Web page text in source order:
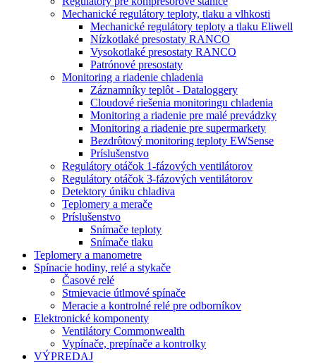
Mechanické regulátory teploty, tlaku a vlhkosti
Mechanické regulátory teploty a tlaku Eliwell
Nízkotlaké presostaty RANCO
Vysokotlaké presostaty RANCO
Patrónové presostaty
Monitoring a riadenie chladenia
Záznamníky teplôt - Dataloggery
Cloudové riešenia monitoringu chladenia
Monitoring a riadenie pre malé prevádzky
Monitoring a riadenie pre supermarkety
Bezdrôtový monitoring teploty EWSense
Príslušenstvo
Regulátory otáčok 1-fázových ventilátorov
Regulátory otáčok 3-fázových ventilátorov
Detektory úniku chladiva
Teplomery a merače
Príslušenstvo
Snímače teploty
Snímače tlaku
Teplomery a manometre
Spínacie hodiny, relé a stykače
Časové relé
Stmievacie útlmové spínače
Meracie a kontrolné relé pre odborníkov
Elektronické komponenty
Ventilátory Commonwealth
Vypínače, prepínače a kontrolky
VÝPREDAJ